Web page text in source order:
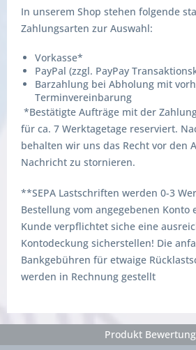
In unserem Shop stehen folgende
Zahlungsarten zur Auswahl:
Vorkasse*
PayPal (zzgl. PayPay
Barzahlung bei Abholung mit
Terminvereinbarung
*Bestätigte Aufträge mit der
für ca. 7 Werktagetage reserviert.
behalten wir uns das Recht vor den
Nachricht zu stornieren.
**SEPA Lastschriften werden 0-3
Bestellung vom angegebenen Konto
Kunde verpflichtet siche eine
Kontodeckung sicherstellen! Die
Bankgebühren für etwaige
werden in Rechnung gestellt
Produkt